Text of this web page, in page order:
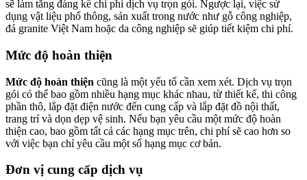
sẽ làm tăng đáng kể chi phí dịch vụ trọn gói. Ngược lại, việc sử
dụng vật liệu phổ thông, sản xuất trong nước như gỗ công nghiệp,
đá granite Việt Nam hoặc da công nghiệp sẽ giúp tiết kiệm chi phí.
Mức độ hoàn thiện
Mức độ hoàn thiện cũng là một yếu tố cần xem xét. Dịch vụ trọn
gói có thể bao gồm nhiều hạng mục khác nhau, từ thiết kế, thi công
phần thô, lắp đặt điện nước đến cung cấp và lắp đặt đồ nội thất,
trang trí và dọn dẹp vệ sinh. Nếu bạn yêu cầu một mức độ hoàn
thiện cao, bao gồm tất cả các hạng mục trên, chi phí sẽ cao hơn so
với việc bạn chỉ yêu cầu một số hạng mục cơ bản.
Đơn vị cung cấp dịch vụ